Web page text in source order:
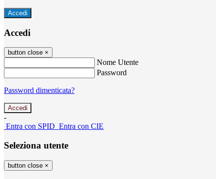
Accedi
Accedi
button close ×
Nome Utente
Password
Password dimenticata?
-
Entra con SPID Entra con CIE
Seleziona utente
button close ×